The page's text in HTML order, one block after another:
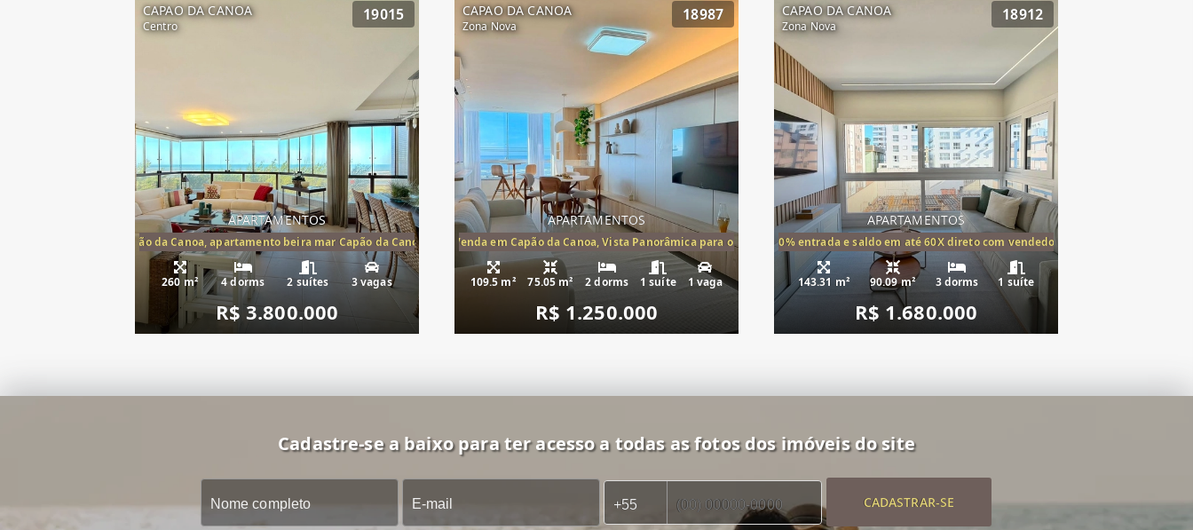
CAPAO DA CANOA
Centro
19015
APARTAMENTOS
frente mar Capão da Canoa, apartamento beira mar Capão da Canoa, apartamento à venda Cap
260 m² 4 dorms 2 suítes 3 vagas
R$ 3.800.000
CAPAO DA CANOA
Zona Nova
18987
APARTAMENTOS
Apartamento Beira-Mar à Venda em Capão da Canoa, Vista Panorâmica para o Mar, 2 Dormitórios,(1suíte)
109.5 m² 75.05 m² 2 dorms 1 suíte 1 vaga
R$ 1.250.000
CAPAO DA CANOA
Zona Nova
18912
APARTAMENTOS
20% entrada e saldo em até 60X direto com vendedor
143.31 m² 90.09 m² 3 dorms 1 suíte
R$ 1.680.000
Cadastre-se a baixo para ter acesso a todas as fotos dos imóveis do site
CADASTRAR-SE